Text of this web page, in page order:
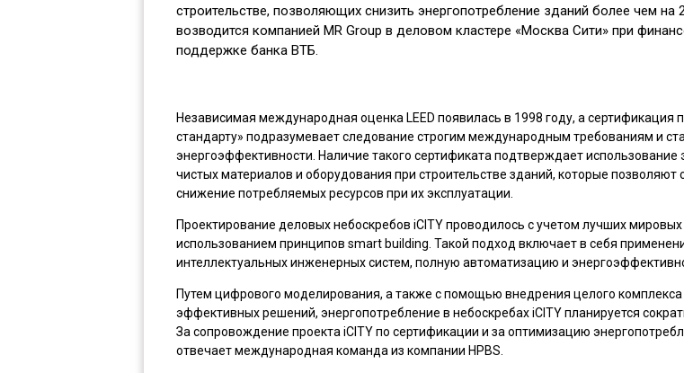
строительстве, позволяющих снизить энергопотребление зданий более чем на
возводится компанией MR Group в деловом кластере «Москва Сити» при
поддержке банка ВТБ.
Независимая международная оценка LEED появилась в 1998 году, а сертификация
стандарту» подразумевает следование строгим международным требованиям и
энергоэффективности. Наличие такого сертификата подтверждает использование
чистых материалов и оборудования при строительстве зданий, которые позволяют
снижение потребляемых ресурсов при их эксплуатации.
Проектирование деловых небоскребов iCITY проводилось с учетом лучших мировых
использованием принципов smart building. Такой подход включает в себя
интеллектуальных инженерных систем, полную автоматизацию и
Путем цифрового моделирования, а также с помощью внедрения целого комплекса
эффективных решений, энергопотребление в небоскребах iCITY планируется
За сопровождение проекта iCITY по сертификации и за оптимизацию
отвечает международная команда из компании HPBS.